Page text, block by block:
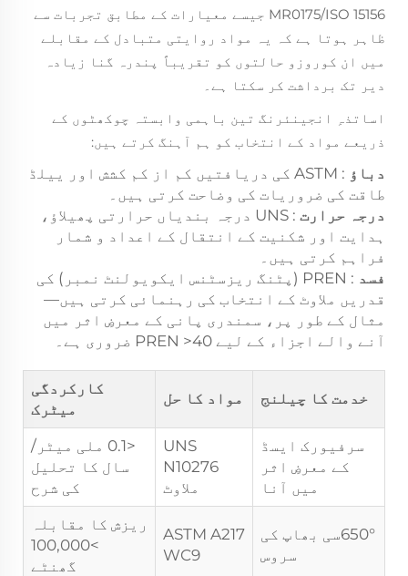
MR0175/ISO 15156 جیسے معیارات کے مطابق تجربات سے
ظاہر ہوتا ہے کہ یہ مواد روایتی متبادل کے مقابلے
میں ان کوروزو حالتوں کو تقریباً پندرہ گنا زیادہ
دیر تک برداشت کر سکتا ہے۔
اساتذہِ انجینئرنگ تین باہمی وابستہ چوکھٹوں کے
ذریعے مواد کے انتخاب کو ہم آہنگ کرتے ہیں:
دباؤ
: ASTM کی دریافتیں کم از کم کشش اور ییلڈ
طاقت کی ضروریات کی وضاحت کرتی ہیں۔
درجہ حرارت
: UNS درجہ بندیاں حرارتی پھیلاؤ،
ہدایت اور شکنیت کے انتقال کے اعداد و شمار
فراہم کرتی ہیں۔
فسد
: PREN (پٹنگ ریزسٹنس ایکویولنٹ نمبر) کی
قدریں ملاوٹ کے انتخاب کی رہنمائی کرتی ہیں—
مثال کے طور پر، سمندری پانی کے معرضِ اثر میں
آنے والے اجزاء کے لیے PREN >40 ضروری ہے۔
خدمت کا چیلنج مواد کا حل
کارکردگی
میٹرک
سرفیورک ایسڈ
کے معرضِ اثر
میں آنا
UNS
N10276
ملاوٹ
<0.1 ملی میٹر/
سال کا تحلیل
کی شرح
650°سی بھاپ کی
سروس
ASTM A217
WC9
ریزش کا مقابلہ
>100,000
گھنٹے